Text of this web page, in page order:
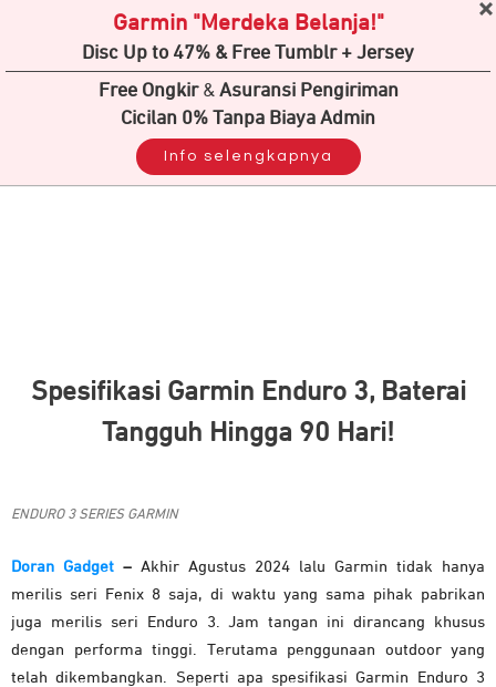
Spesifikasi Garmin Enduro 3, Baterai
Tangguh Hingga 90 Hari!
ENDURO 3 SERIES GARMIN
Doran Gadget – Akhir Agustus 2024 lalu Garmin tidak hanya
merilis seri Fenix 8 saja, di waktu yang sama pihak pabrikan
juga merilis seri Enduro 3. Jam tangan ini dirancang khusus
dengan performa tinggi. Terutama penggunaan outdoor yang
telah dikembangkan. Seperti apa spesifikasi Garmin Enduro 3
Garmin "Merdeka Belanja!"
Disc Up to 47% & Free Tumblr + Jersey
Free Ongkir & Asuransi Pengiriman
Cicilan 0% Tanpa Biaya Admin
Info selengkapnya